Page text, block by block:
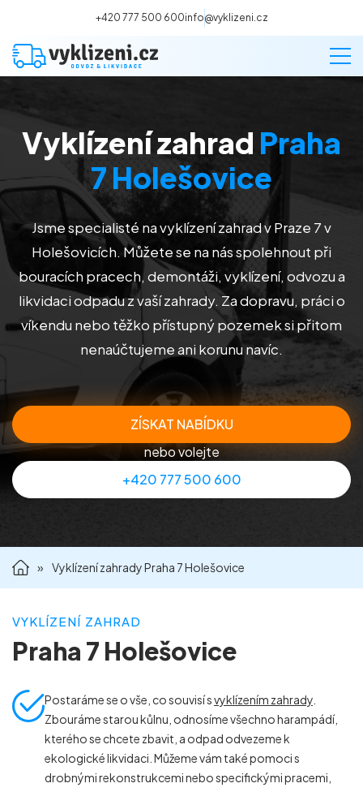
+420 777 500 600info@vyklizeni.cz
Vyklízení
Stěhování
Malování
Deratizace a dezinsekce
Úklid
Příprava nemovitostí na prodej
Vyklízení zahrad Praha
7 Holešovice
Jsme specialisté na vyklízení zahrad v Praze 7 v
Holešovicích. Můžete se na nás spolehnout při
bouracích pracech, demontáži, vyklízení, odvozu a
likvidaci odpadu z vaší zahrady. Za dopravu, práci o
víkendu nebo těžko přístupný pozemek si přitom
nenaúčtujeme ani korunu navíc.
ZÍSKAT NABÍDKU
nebo volejte
+420 777 500 600
» Vyklízení zahrady Praha 7 Holešovice
VYKLÍZENÍ ZAHRAD
Praha 7 Holešovice
Postaráme se o vše, co souvisí svyklízením zahrady
Zbouráme starou kůlnu, odnosíme všechno harampádí,
kterého se chcete zbavit, a odpad odvezeme k
ekologické likvidaci. Můžeme vám také pomoci s
drobnými rekonstrukcemi nebo specifickými pracemi,